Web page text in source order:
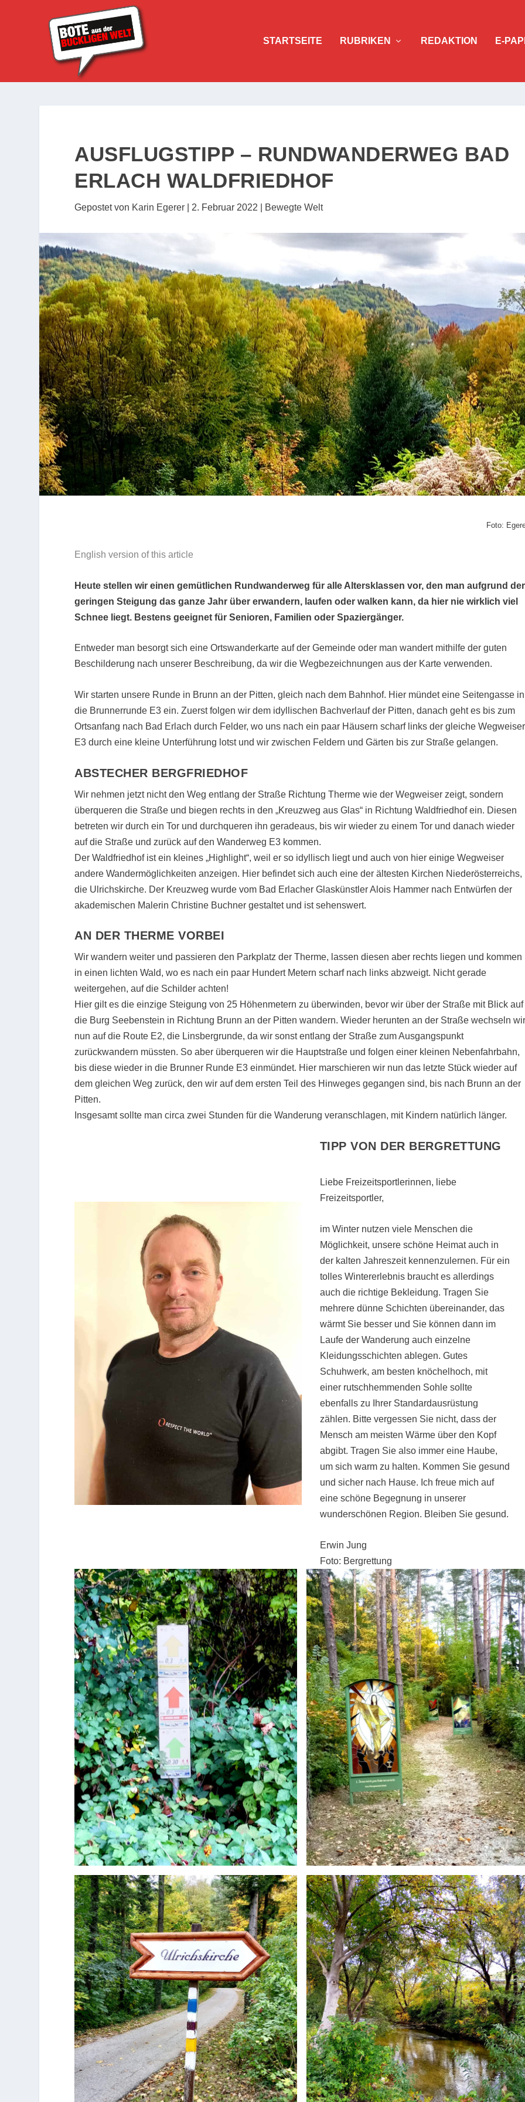
STARTSEITE RUBRIKEN REDAKTION E-
AUSFLUGSTIPP – RUNDWANDERWEG BAD
ERLACH WALDFRIEDHOF
Gepostet von Karin Egerer 2. Februar 2022 Bewegte Welt
Foto:
English version of this article
Heute stellen wir einen gemütlichen Rundwanderweg für alle Altersklassen vor, den man aufgrund der
geringen Steigung das ganze Jahr über erwandern, laufen oder walken kann, da hier nie wirklich viel
Schnee liegt. Bestens geeignet für Senioren, Familien oder Spaziergänger.
Entweder man besorgt sich eine Ortswanderkarte auf der Gemeinde oder man wandert mithilfe der guten
Beschilderung nach unserer Beschreibung, da wir die Wegbezeichnungen aus der Karte verwenden.
Wir starten unsere Runde in Brunn an der Pitten, gleich nach dem Bahnhof. Hier mündet eine Seitengasse in
die Brunnerrunde E3 ein. Zuerst folgen wir dem idyllischen Bachverlauf der Pitten, danach geht es bis zum
Ortsanfang nach Bad Erlach durch Felder, wo uns nach ein paar Häusern scharf links der gleiche Wegweiser
E3 durch eine kleine Unterführung lotst und wir zwischen Feldern und Gärten bis zur Straße gelangen.
ABSTECHER BERGFRIEDHOF
Wir nehmen jetzt nicht den Weg entlang der Straße Richtung Therme wie der Wegweiser zeigt, sondern
überqueren die Straße und biegen rechts in den „Kreuzweg aus Glas“ in Richtung Waldfriedhof ein. Diesen
betreten wir durch ein Tor und durchqueren ihn geradeaus, bis wir wieder zu einem Tor und danach wieder
auf die Straße und zurück auf den Wanderweg E3 kommen.
Der Waldfriedhof ist ein kleines „Highlight“, weil er so idyllisch liegt und auch von hier einige Wegweiser
andere Wandermöglichkeiten anzeigen. Hier befindet sich auch eine der ältesten Kirchen Niederösterreichs,
die Ulrichskirche. Der Kreuzweg wurde vom Bad Erlacher Glaskünstler Alois Hammer nach Entwürfen der
akademischen Malerin Christine Buchner gestaltet und ist sehenswert.
AN DER THERME VORBEI
Wir wandern weiter und passieren den Parkplatz der Therme, lassen diesen aber rechts liegen und kommen
in einen lichten Wald, wo es nach ein paar Hundert Metern scharf nach links abzweigt. Nicht gerade
weitergehen, auf die Schilder achten!
Hier gilt es die einzige Steigung von 25 Höhenmetern zu überwinden, bevor wir über der Straße mit Blick auf
die Burg Seebenstein in Richtung Brunn an der Pitten wandern. Wieder herunten an der Straße wechseln
nun auf die Route E2, die Linsbergrunde, da wir sonst entlang der Straße zum Ausgangspunkt
zurückwandern müssten. So aber überqueren wir die Hauptstraße und folgen einer kleinen Nebenfahrbahn,
bis diese wieder in die Brunner Runde E3 einmündet. Hier marschieren wir nun das letzte Stück wieder auf
dem gleichen Weg zurück, den wir auf dem ersten Teil des Hinweges gegangen sind, bis nach Brunn an der
Pitten.
Insgesamt sollte man circa zwei Stunden für die Wanderung veranschlagen, mit Kindern natürlich länger.
TIPP VON DER BERGRETTUNG
Liebe Freizeitsportlerinnen, liebe
Freizeitsportler,
im Winter nutzen viele Menschen die
Möglichkeit, unsere schöne Heimat auch in
der kalten Jahreszeit kennenzulernen. Für ein
tolles Wintererlebnis braucht es allerdings
auch die richtige Bekleidung. Tragen Sie
mehrere dünne Schichten übereinander, das
wärmt Sie besser und Sie können dann im
Laufe der Wanderung auch einzelne
Kleidungsschichten ablegen. Gutes
Schuhwerk, am besten knöchelhoch, mit
einer rutschhemmenden Sohle sollte
ebenfalls zu Ihrer Standardausrüstung
zählen. Bitte vergessen Sie nicht, dass der
Mensch am meisten Wärme über den Kopf
abgibt. Tragen Sie also immer eine Haube,
um sich warm zu halten. Kommen Sie gesund
und sicher nach Hause. Ich freue mich auf
eine schöne Begegnung in unserer
wunderschönen Region. Bleiben Sie gesund.
Erwin Jung
Foto: Bergrettung